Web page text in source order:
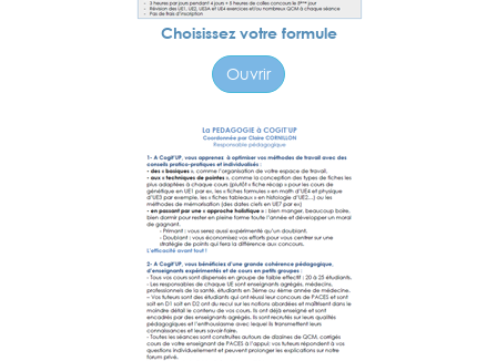
Choisissez votre formule
Ouvrir